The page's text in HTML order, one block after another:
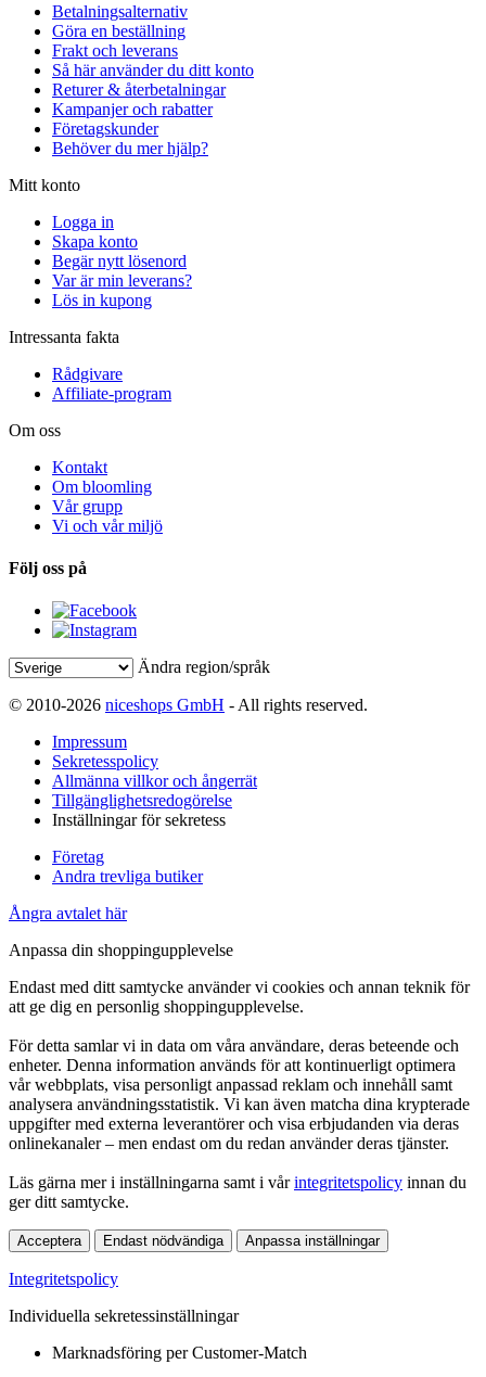
Betalningsalternativ
Göra en beställning
Frakt och leverans
Så här använder du ditt konto
Returer & återbetalningar
Kampanjer och rabatter
Företagskunder
Behöver du mer hjälp?
Mitt konto
Logga in
Skapa konto
Begär nytt lösenord
Var är min leverans?
Lös in kupong
Intressanta fakta
Rådgivare
Affiliate-program
Om oss
Kontakt
Om bloomling
Vår grupp
Vi och vår miljö
Följ oss på
Ändra region/språk
© 2010-2026 niceshops GmbH - All rights reserved.
Impressum
Sekretesspolicy
Allmänna villkor och ångerrät
Tillgänglighetsredogörelse
Inställningar för sekretess
Företag
Andra trevliga butiker
Ångra avtalet här
Anpassa din shoppingupplevelse
Endast med ditt samtycke använder vi cookies och annan teknik för
att ge dig en personlig shoppingupplevelse.
För detta samlar vi in data om våra användare, deras beteende och
enheter. Denna information används för att kontinuerligt optimera
vår webbplats, visa personligt anpassad reklam och innehåll samt
analysera användningsstatistik. Vi kan även matcha dina krypterade
uppgifter med externa leverantörer och visa erbjudanden via deras
onlinekanaler – men endast om du redan använder deras tjänster.
Läs gärna mer i inställningarna samt i vårintegritetspolicy innan du
ger ditt samtycke.
Acceptera Endast nödvändiga Anpassa inställningar
Integritetspolicy
Individuella sekretessinställningar
Marknadsföring per Customer-Match